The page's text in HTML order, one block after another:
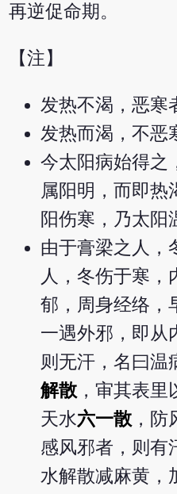
再逆促命期。
【注】
发热不渴，恶寒
发热而渴，不恶
今太阳病始得之
属阳明，而即热
阳伤寒，乃太阳
由于膏梁之人，
人，冬伤于寒，
郁，周身经络，
一遇外邪，即从
则无汗，名曰温
解散 ，审其表
天水六一散 ，
感风邪者，则有
水解散减麻黄，